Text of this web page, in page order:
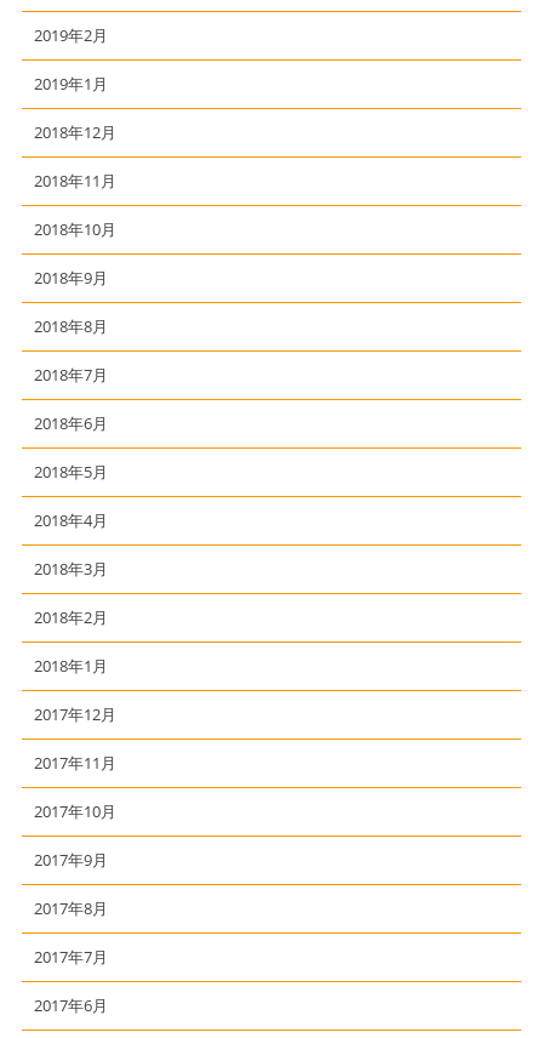
2019年2月
2019年1月
2018年12月
2018年11月
2018年10月
2018年9月
2018年8月
2018年7月
2018年6月
2018年5月
2018年4月
2018年3月
2018年2月
2018年1月
2017年12月
2017年11月
2017年10月
2017年9月
2017年8月
2017年7月
2017年6月